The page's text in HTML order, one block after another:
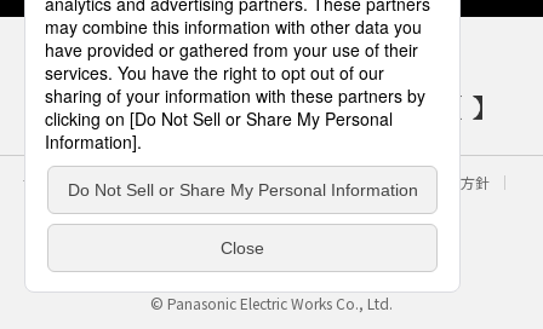
パナソニックの電気設備 SNSアカウント
サイトのご利用にあたって クッキーポリシー
個人情報保護方針
パナソニック ホールディングス
Area/Country
電気・建築設備（ビジネス）
© Panasonic Electric Works Co., Ltd.